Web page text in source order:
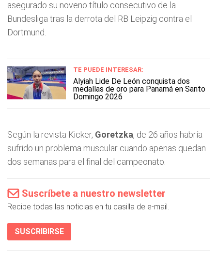
asegurado su noveno título consecutivo de la
Bundesliga tras la derrota del RB Leipzig contra el
Dortmund.
TE PUEDE INTERESAR:
Alyiah Lide De León conquista dos
medallas de oro para Panamá en Santo
Domingo 2026
Según la revista Kicker, Goretzka, de 26 años habría
sufrido un problema muscular cuando apenas quedan
dos semanas para el final del campeonato.
Suscríbete a nuestro newsletter
Recibe todas las noticias en tu casilla de e-mail.
SUSCRIBIRSE